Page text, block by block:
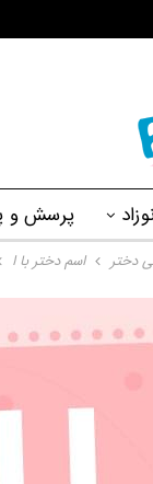
پرسش و
دختر اسم دختر با ا